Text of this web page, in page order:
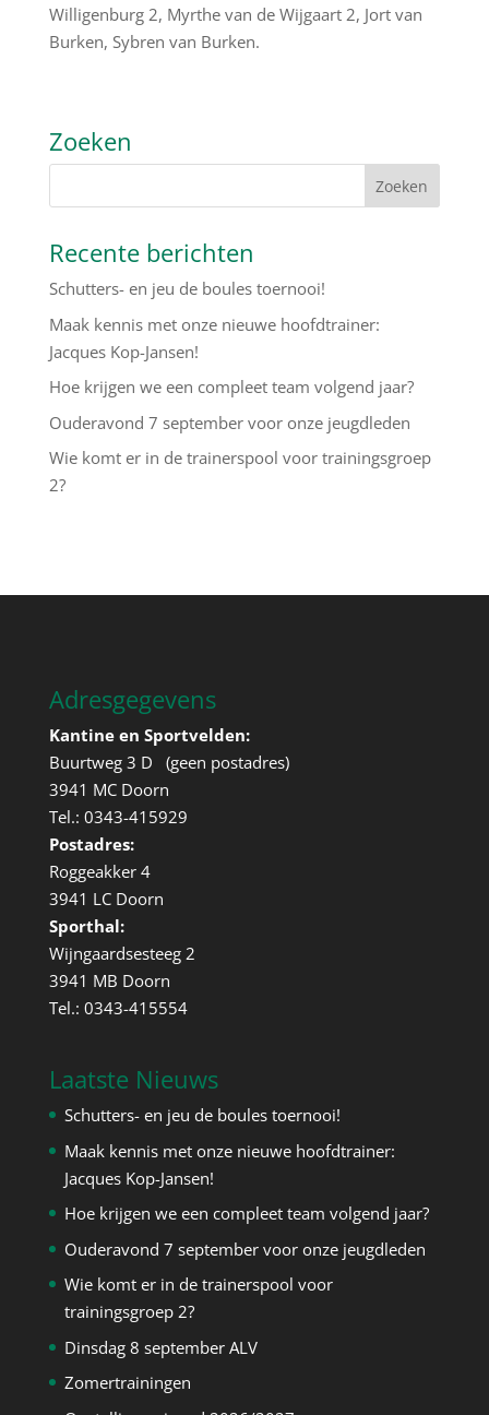
Willigenburg 2, Myrthe van de Wijgaart 2, Jort van
Burken, Sybren van Burken.
Zoeken
Recente berichten
Schutters- en jeu de boules toernooi!
Maak kennis met onze nieuwe hoofdtrainer:
Jacques Kop-Jansen!
Hoe krijgen we een compleet team volgend jaar?
Ouderavond 7 september voor onze jeugdleden
Wie komt er in de trainerspool voor trainingsgroep
2?
Adresgegevens
Kantine en Sportvelden:
Buurtweg 3 D (geen postadres)
3941 MC Doorn
Tel.: 0343-415929
Postadres:
Roggeakker 4
3941 LC Doorn
Sporthal:
Wijngaardsesteeg 2
3941 MB Doorn
Tel.: 0343-415554
Laatste Nieuws
Schutters- en jeu de boules toernooi!
Maak kennis met onze nieuwe hoofdtrainer:
Jacques Kop-Jansen!
Hoe krijgen we een compleet team volgend jaar?
Ouderavond 7 september voor onze jeugdleden
Wie komt er in de trainerspool voor
trainingsgroep 2?
Dinsdag 8 september ALV
Zomertrainingen